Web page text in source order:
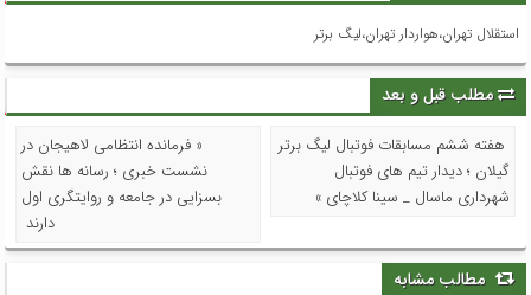
استقلال‌ تهران،هواردار تهران،لیگ برتر
مطلب قبل و بعد
هفته ششم مسابقات فوتبال لیگ برتر
گیلان ؛ دیدار تیم های فوتبال
شهرداری ماسال _ سینا کلاچای »
« فرمانده انتظامی لاهیجان در
نشست خبری ؛ رسانه ها نقش
بسزایی در جامعه و روایتگری اول
دارند
مطالب مشابه